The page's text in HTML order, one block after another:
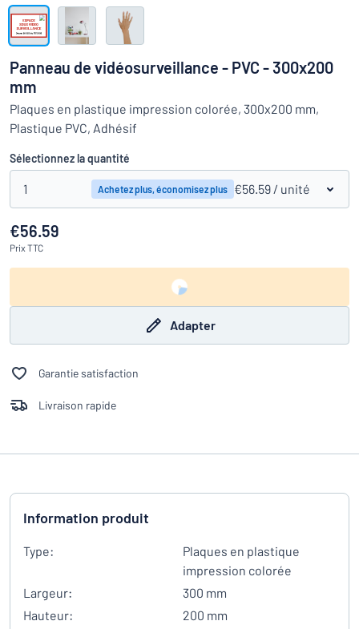
parvenez pas à trouver ce que vous cherchez ?
travail
Montrer toutes les catégories
Demande
devis
Se
connecter
Service
clients
Particulier / Entreprise
Panneau de vidéosurveillance - PVC - 300x200
mm
Plaques en plastique impression colorée, 300x200 mm,
Plastique PVC, Adhésif
Sélectionnez la quantité
1 Achetez plus, économisez plus €56.59 / unité
€56.59
PrixTTC
Adapter
Garantie satisfaction
Livraison rapide
Information produit
Type:
Plaques en plastique
impression colorée
Largeur:
300 mm
Hauteur:
200 mm